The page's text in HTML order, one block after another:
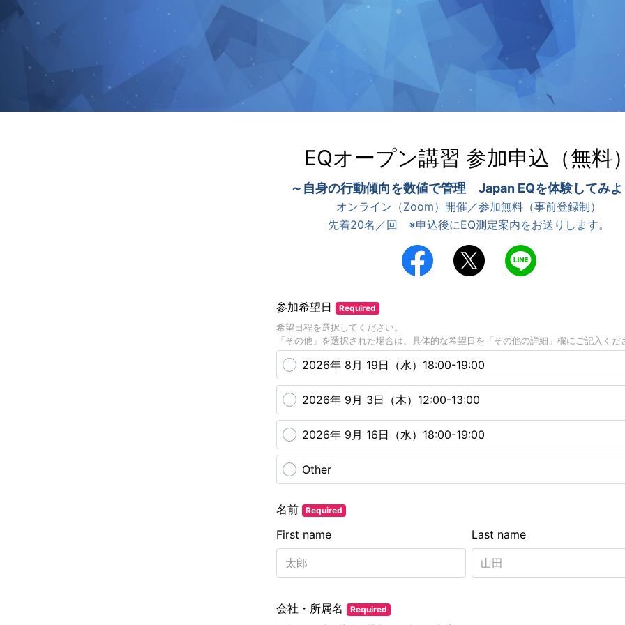
EQオープン講習 参加申込（無料
～自身の行動傾向を数値で管理 Japan EQを体験してみよ
オンライン（Zoom）開催／参加無料（事前登録制）
先着20名／回 ※申込後にEQ測定案内をお送りします。
参加希望日 Required
希望日程を選択してください。
「その他」を選択された場合は、具体的な希望日を「その他の詳細」欄にご記入くだ
2026年 8月 19日（水）18:00-19:00
2026年 9月 3日（木）12:00-13:00
2026年 9月 16日（水）18:00-19:00
Other
名前 Required
Last name
First name
会社・所属名 Required